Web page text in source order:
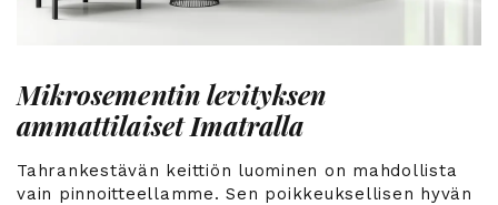
Mikrosementin levityksen
ammattilaiset Imatralla
Tahrankestävän keittiön luominen on mahdollista
vain pinnoitteellamme. Sen poikkeuksellisen hyvän